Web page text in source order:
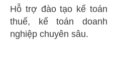
Hỗ trợ đào tạo kế toán
thuế, kế toán doanh
nghiệp chuyên sâu.